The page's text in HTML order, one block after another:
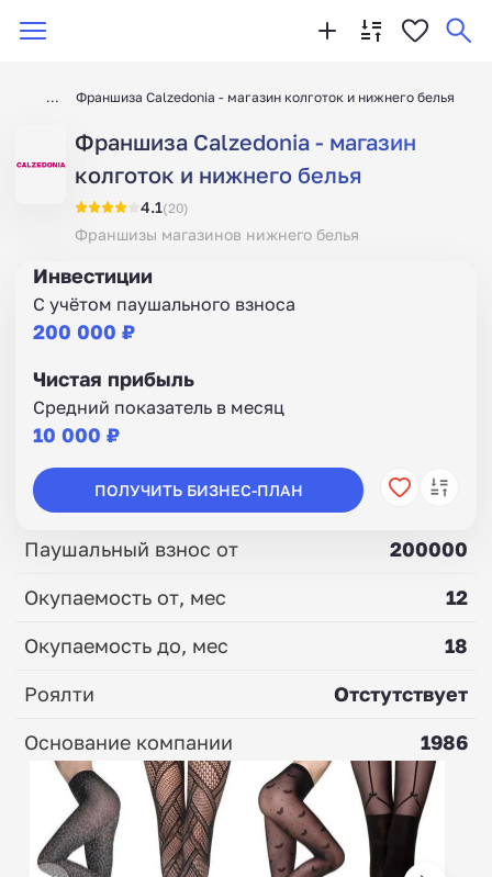
Франшиза Calzedonia - магазин колготок и нижнего белья
Франшиза Calzedonia - магазин
колготок и нижнего белья
4.1(20)
Франшизы магазинов нижнего белья
Инвестиции
С учётом паушального взноса
200 000 ₽
Чистая прибыль
Средний показатель в месяц
10 000 ₽
ПОЛУЧИТЬ БИЗНЕС-ПЛАН
Паушальный взнос от
200000
Окупаемость от, мес
12
Окупаемость до, мес
18
Роялти
Отстутствует
Основание компании
1986